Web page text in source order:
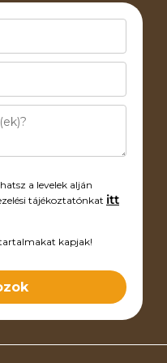
a levelek alján
tájékoztatónkat itt
kapjak!